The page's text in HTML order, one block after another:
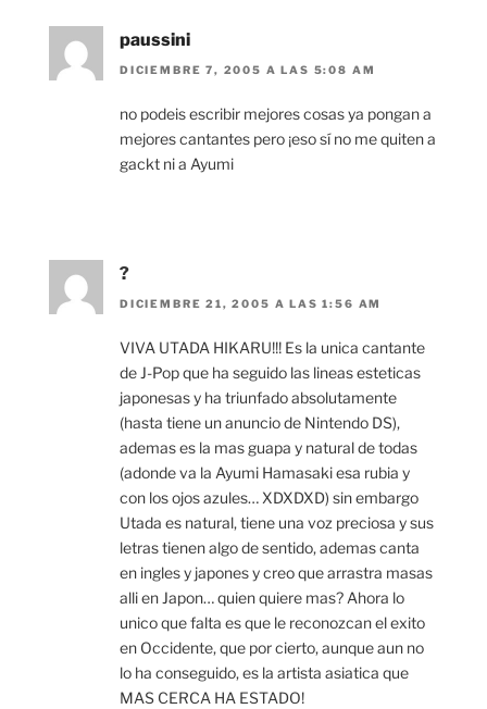
paussini
DICIEMBRE 7, 2005 A LAS 5:08 AM
no podeis escribir mejores cosas ya pongan a
mejores cantantes pero ¡eso sí no me quiten a
gackt ni a Ayumi
?
DICIEMBRE 21, 2005 A LAS 1:56 AM
VIVA UTADA HIKARU!!! Es la unica cantante
de J-Pop que ha seguido las lineas esteticas
japonesas y ha triunfado absolutamente
(hasta tiene un anuncio de Nintendo DS),
ademas es la mas guapa y natural de todas
(adonde va la Ayumi Hamasaki esa rubia y
con los ojos azules… XDXDXD) sin embargo
Utada es natural, tiene una voz preciosa y sus
letras tienen algo de sentido, ademas canta
en ingles y japones y creo que arrastra masas
alli en Japon… quien quiere mas? Ahora lo
unico que falta es que le reconozcan el exito
en Occidente, que por cierto, aunque aun no
lo ha conseguido, es la artista asiatica que
MAS CERCA HA ESTADO!